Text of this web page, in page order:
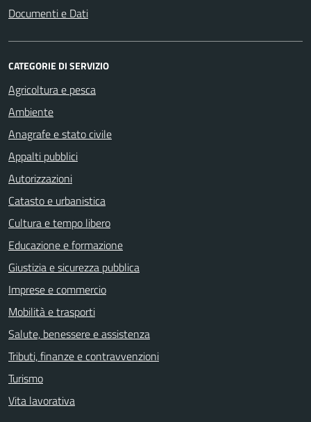
Documenti e Dati
CATEGORIE DI SERVIZIO
Agricoltura e pesca
Ambiente
Anagrafe e stato civile
Appalti pubblici
Autorizzazioni
Catasto e urbanistica
Cultura e tempo libero
Educazione e formazione
Giustizia e sicurezza pubblica
Imprese e commercio
Mobilità e trasporti
Salute, benessere e assistenza
Tributi, finanze e contravvenzioni
Turismo
Vita lavorativa